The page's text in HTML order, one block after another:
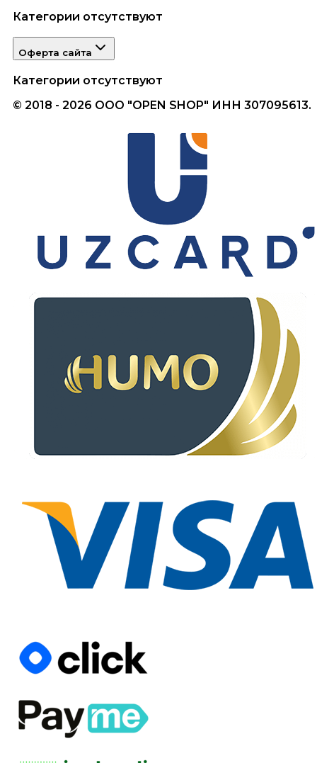
Категории отсутствуют
Оферта сайта
Категории отсутствуют
© 2018 - 2026 ООО "OPEN SHOP" ИНН 307095613.